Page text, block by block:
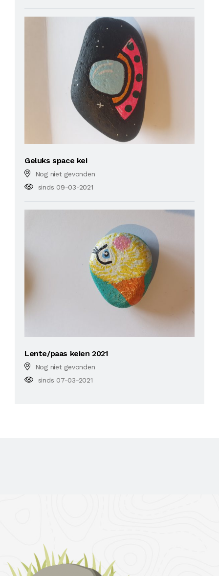
Geluks space kei
Nog niet gevonden
sinds 09-03-2021
Lente/paas keien 2021
Nog niet gevonden
sinds 07-03-2021